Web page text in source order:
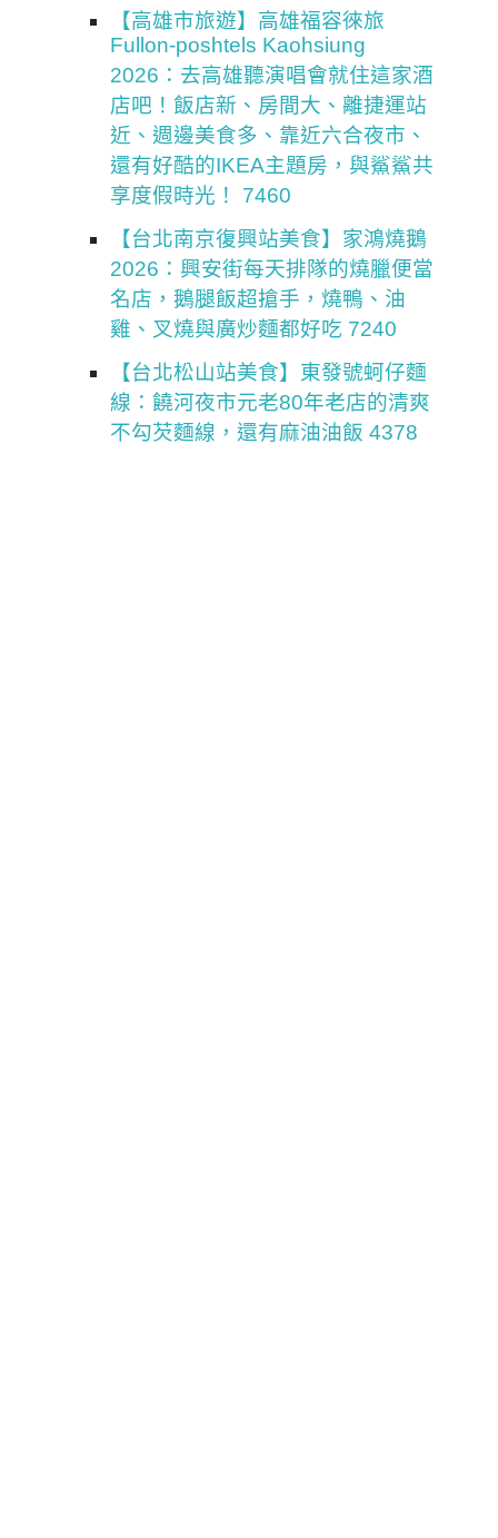
【高雄市旅遊】高雄福容徠旅
Fullon-poshtels Kaohsiung
2026：去高雄聽演唱會就住這家酒
店吧！飯店新、房間大、離捷運站
近、週邊美食多、靠近六合夜市、
還有好酷的IKEA主題房，與鯊鯊共
享度假時光！ 7460
【台北南京復興站美食】家鴻燒鵝
2026：興安街每天排隊的燒臘便當
名店，鵝腿飯超搶手，燒鴨、油
雞、叉燒與廣炒麵都好吃 7240
【台北松山站美食】東發號蚵仔麵
線：饒河夜市元老80年老店的清爽
不勾芡麵線，還有麻油油飯 4378